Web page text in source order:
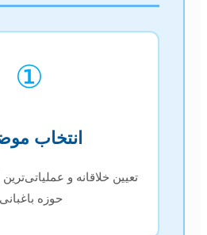
①
انتخاب
تعیین خلاقانه و
حوزه